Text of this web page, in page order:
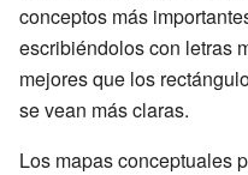
conceptos más
escribiéndolos con letras
mejores que los
se vean más claras.
Los mapas conceptuales